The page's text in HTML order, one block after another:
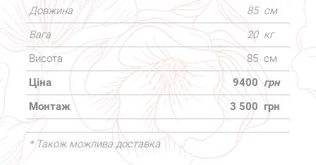
Довжина
85 см
Вага
20 кг
Висота
85 см
Ціна
9400 грн
Монтаж
3 500 грн
* Також можлива доставка